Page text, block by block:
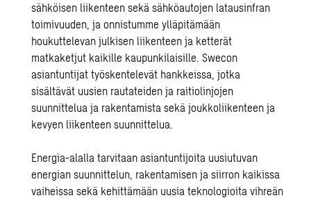
sähköisen liikenteen sekä sähköautojen latausinfran
toimivuuden, ja onnistumme ylläpitämään
houkuttelevan julkisen liikenteen ja ketterät
matkaketjut kaikille kaupunkilaisille. Swecon
asiantuntijat työskentelevät hankkeissa, jotka
sisältävät uusien rautateiden ja raitiolinjojen
suunnittelua ja rakentamista sekäjoukkoliikenteen ja
kevyen liikenteen suunnittelua.
Energia-alalla tarvitaan asiantuntijoita uusiutuvan
energian suunnittelun, rakentamisen ja siirron kaikissa
vaiheissa sekä kehittämään uusia teknologioitavihreän